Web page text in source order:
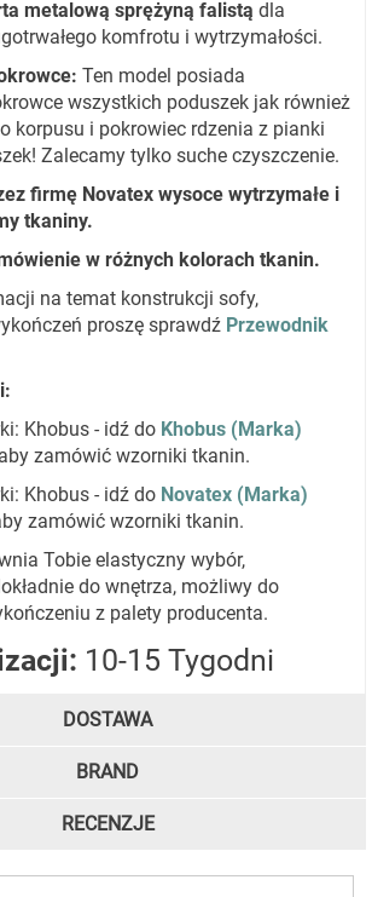
metalową sprężyną falistą dla
komfrotu i wytrzymałości.
: Ten model posiada
wszystkich poduszek jak również
korpusu i pokrowiec rdzenia z pianki
Zalecamy tylko suche czyszczenie.
firmę Novatex wysoce wytrzymałe i
tkaniny.
w różnych kolorach tkanin.
na temat konstrukcji sofy,
proszę sprawdź Przewodnik
:
Khobus - idź do Khobus (Marka)
aby zamówić wzorniki tkanin.
Khobus - idź do Novatex (Marka)
zamówić wzorniki tkanin.
Tobie elastyczny wybór,
do wnętrza, możliwy do
z palety producenta.
10-15 Tygodni
DOSTAWA
BRAND
RECENZJE